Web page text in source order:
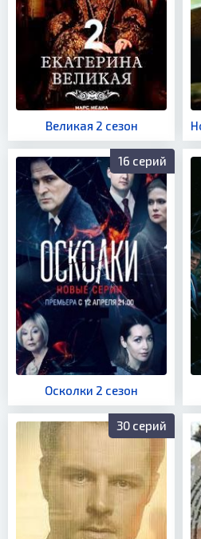
Великая 2 сезон
16 серий
Осколки 2 сезон
30 серий